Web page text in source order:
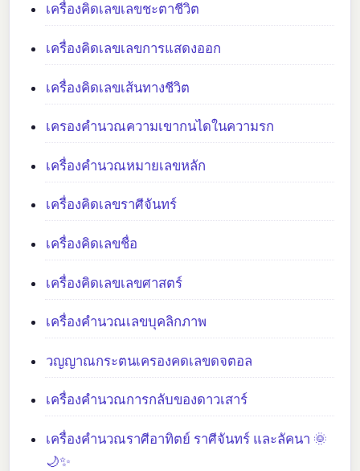
เครื่องคิดเลขเลขชะตาชีวิต
เครื่องคิดเลขเลขการแสดงออก
เครื่องคิดเลขเส้นทางชีวิต
เครองคำนวณความเขากนไดในความรก
เครื่องคำนวณหมายเลขหลัก
เครื่องคิดเลขราศีจันทร์
เครื่องคิดเลขชื่อ
เครื่องคิดเลขเลขศาสตร์
เครื่องคำนวณเลขบุคลิกภาพ
วญญาณกระตนเครองคดเลขดจตอล
เครื่องคำนวณการกลับของดาวเสาร์
เครื่องคำนวณราศีอาทิตย์ ราศีจันทร์ และลัคนา 🌞
🌙✨